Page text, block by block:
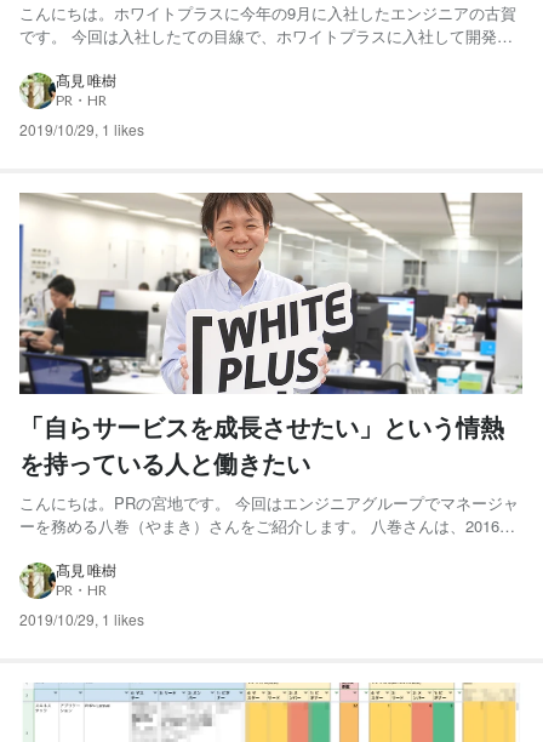
こんにちは。ホワイトプラスに今年の9月に入社したエンジニアの古賀
です。 今回は入社したての目線で、ホワイトプラスに入社して開発プ
します。（私の自己紹介はこちら ） 担当プロジェクト ホワイトプラス
の主⼒事業である「リネット」は、⾃宅にいたままクリー...
髙見 唯樹
PR・HR
2019/10/29, 1 likes
「自らサービスを成長させたい」という情熱
を持っている人と働きたい
こんにちは。PRの宮地です。 今回はエンジニアグループでマネージャ
ーを務める八巻（やまき）さんをご紹介します。 八巻さんは、2016年
ジニアのマネージャーとしてこれから出会う採用候補者への期待など
を語っていただきました。 SIerから転身して3年。...
髙見 唯樹
PR・HR
2019/10/29, 1 likes